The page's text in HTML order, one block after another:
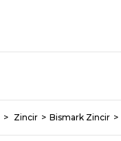
Zincir Bismark Zincir